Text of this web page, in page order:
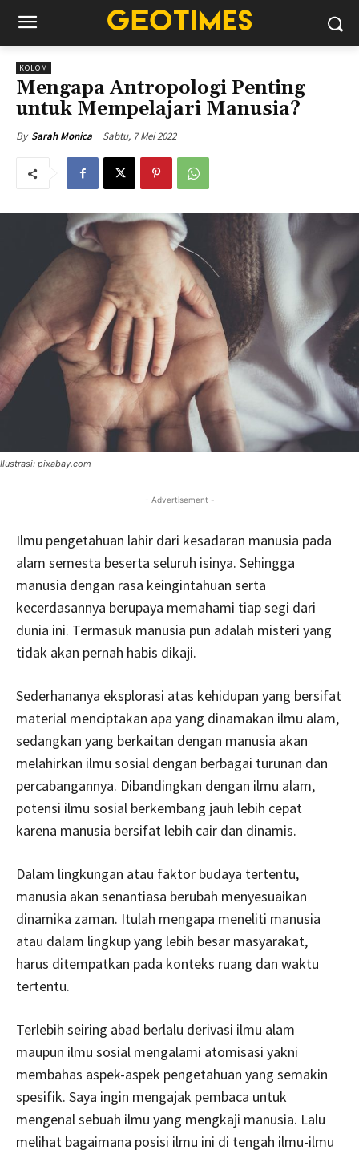
KOLOM
Mengapa Antropologi Penting
untuk Mempelajari Manusia?
By Sarah Monica Sabtu, 7 Mei 2022
Ilustrasi: pixabay.com
- Advertisement -
Ilmu pengetahuan lahir dari kesadaran manusia pada
alam semesta beserta seluruh isinya. Sehingga
manusia dengan rasa keingintahuan serta
kecerdasannya berupaya memahami tiap segi dari
dunia ini. Termasuk manusia pun adalah misteri yang
tidak akan pernah habis dikaji.
Sederhananya eksplorasi atas kehidupan yang bersifat
material menciptakan apa yang dinamakan ilmu alam,
sedangkan yang berkaitan dengan manusia akan
melahirkan ilmu sosial dengan berbagai turunan dan
percabangannya. Dibandingkan dengan ilmu alam,
potensi ilmu sosial berkembang jauh lebih cepat
karena manusia bersifat lebih cair dan dinamis.
Dalam lingkungan atau faktor budaya tertentu,
manusia akan senantiasa berubah menyesuaikan
dinamika zaman. Itulah mengapa meneliti manusia
atau dalam lingkup yang lebih besar masyarakat,
harus ditempatkan pada konteks ruang dan waktu
tertentu.
Terlebih seiring abad berlalu derivasi ilmu alam
maupun ilmu sosial mengalami atomisasi yakni
membahas aspek-aspek pengetahuan yang semakin
spesifik. Saya ingin mengajak pembaca untuk
mengenal sebuah ilmu yang mengkaji manusia. Lalu
melihat bagaimana posisi ilmu ini di tengah ilmu-ilmu